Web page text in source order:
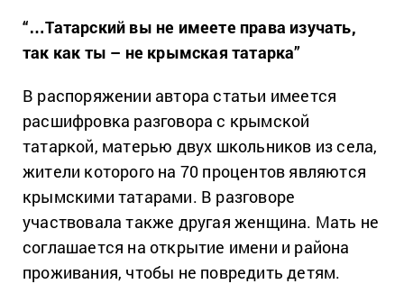
“…Татарский вы не имеете права изучать,
так как ты – не крымская татарка”
В распоряжении автора статьи имеется
расшифровка разговора с крымской
татаркой, матерью двух школьников из села,
жители которого на 70 процентов являются
крымскими татарами. В разговоре
участвовала также другая женщина. Мать не
соглашается на открытие имени и района
проживания, чтобы не повредить детям.